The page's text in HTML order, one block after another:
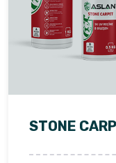
STONE